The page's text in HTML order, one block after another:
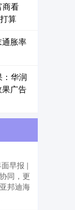
商看
算
胀率
华润
广告
早报 |
同，更
邦迪海